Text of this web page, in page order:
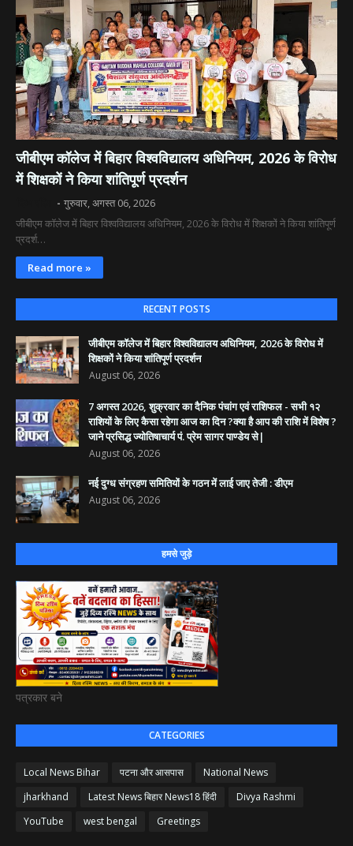
जीबीएम कॉलेज में बिहार विश्वविद्यालय अधिनियम, 2026 के विरोध
में शिक्षकों ने किया शांतिपूर्ण प्रदर्शन
गुरुवार, अगस्त 06, 2026
जीबीएम कॉलेज में बिहार विश्वविद्यालय अधिनियम, 2026 के विरोध में शिक्षकों ने किया शांतिपूर्ण
प्रदर्श…
Read more »
RECENT POSTS
जीबीएम कॉलेज में बिहार विश्वविद्यालय अधिनियम, 2026 के विरोध में
शिक्षकों ने किया शांतिपूर्ण प्रदर्शन
August 06, 2026
7 अगस्त 2026, शुक्रवार का दैनिक पंचांग एवं राशिफल - सभी १२
राशियों के लिए कैसा रहेगा आज का दिन ?क्या है आप की राशि में विशेष ?
जाने प्रसिद्ध ज्योतिषाचार्य पं. प्रेम सागर पाण्डेय से|
August 06, 2026
नई दुग्ध संग्रहण समितियों के गठन में लाई जाए तेजी : डीएम
August 06, 2026
हमसे जुड़े
पत्रकार बने
CATEGORIES
Local News Bihar पटना और आसपास
National News
jharkhand
Latest News बिहार News18 हिंदी
Divya Rashmi
YouTube
west bengal Greetings